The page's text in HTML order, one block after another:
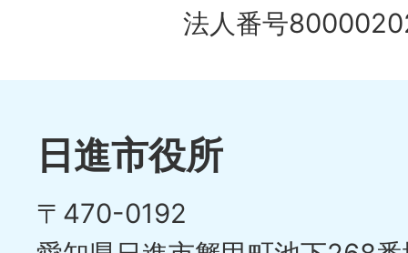
法人番号
日進市役所
〒470-0192